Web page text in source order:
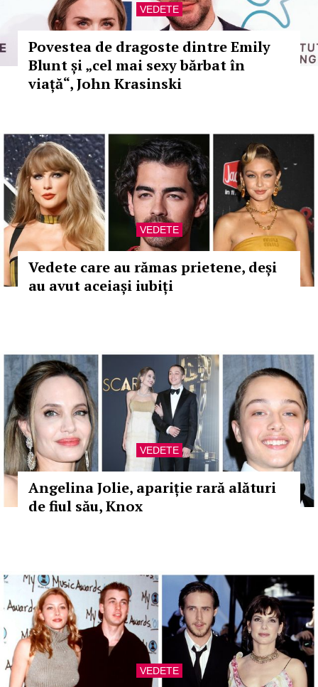
VEDETE
Povestea de dragoste dintre Emily
Blunt și „cel mai sexy bărbat în
viață“, John Krasinski
VEDETE
Vedete care au rămas prietene, deși
au avut aceiași iubiți
VEDETE
Angelina Jolie, apariție rară alături
de fiul său, Knox
VEDETE